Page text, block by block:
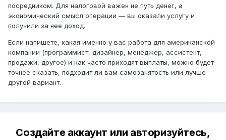
посредником. Для налоговой важен не путь денег, а
экономический смысл операции — вы оказали услугу и
получили за нее доход.
Если напишете, какая именно у вас работа для американской
компании (программист, дизайнер, менеджер, ассистент,
продажи, другое) и как часто приходят выплаты, можно будет
точнее сказать, подходит ли вам самозанятость или лучше
другой вариант.
Создайте аккаунт или авторизуйтесь,